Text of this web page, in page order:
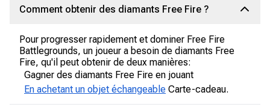
Comment obtenir des diamants Free Fire ?
Pour progresser rapidement et dominer Free Fire
Battlegrounds, un joueur a besoin de diamants Free
Fire, qu'il peut obtenir de deux manières:
Gagner des diamants Free Fire en jouant
En achetant un objet échangeable Carte-cadeau.